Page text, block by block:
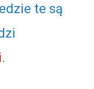
te są
.